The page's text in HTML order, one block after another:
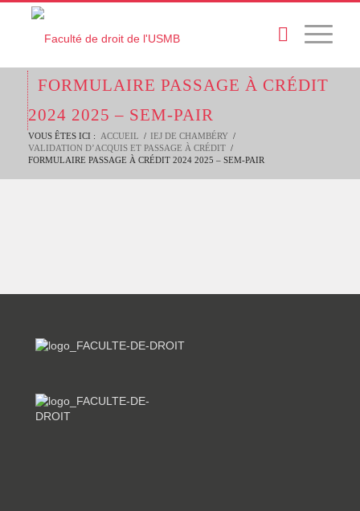
FORMULAIRE PASSAGE À CRÉDIT
2024 2025 – SEM-PAIR
VOUS ÊTES ICI : ACCUEIL / IEJ DE CHAMBÉRY /
VALIDATION D’ACQUIS ET PASSAGE À CRÉDIT /
FORMULAIRE PASSAGE À CRÉDIT 2024 2025 – SEM-PAIR